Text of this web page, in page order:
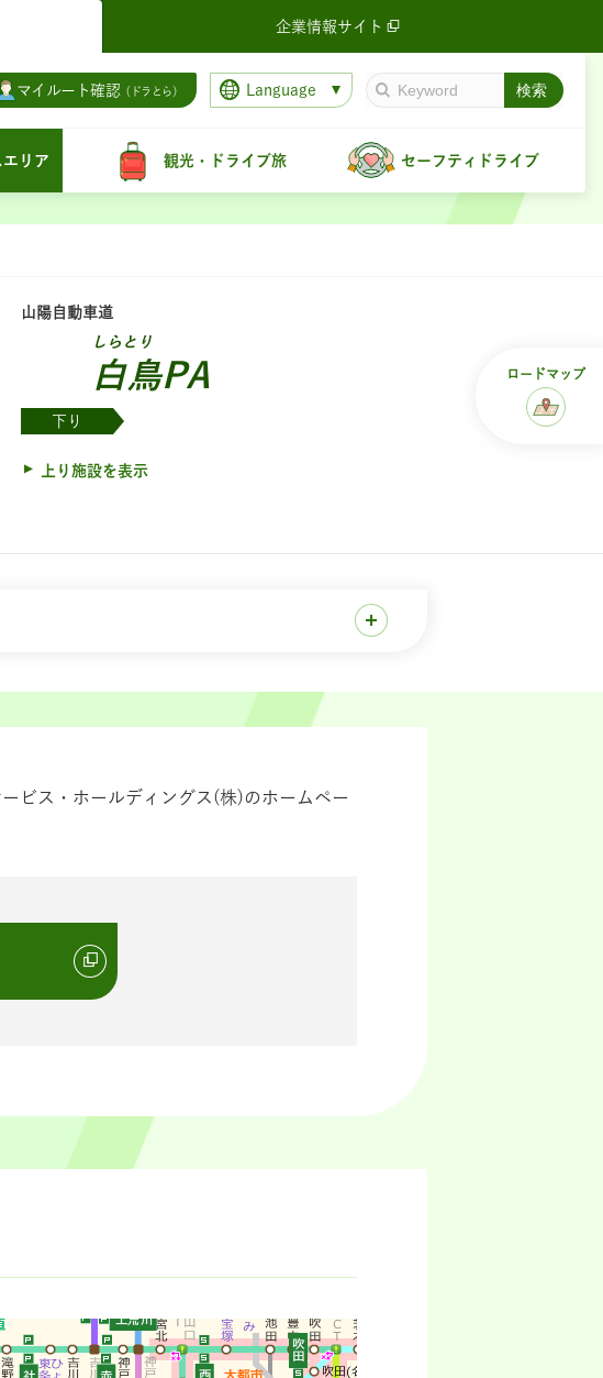
企業情報サイト
マイルート確認 （ドラとら） Language
エリア 観光・ドライブ旅 セーフティドライブ
山陽自動車道
しらとり
白鳥PA
下り
上り施設を表示
ビス・ホールディングス(株)のホームペー
ロードマップ